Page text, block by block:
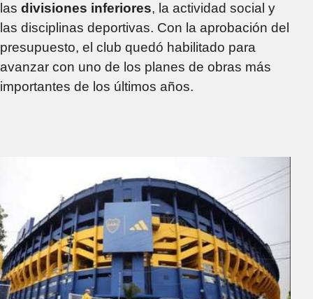
las divisiones inferiores, la actividad social y
las disciplinas deportivas. Con la aprobación del
presupuesto, el club quedó habilitado para
avanzar con uno de los planes de obras más
importantes de los últimos años.